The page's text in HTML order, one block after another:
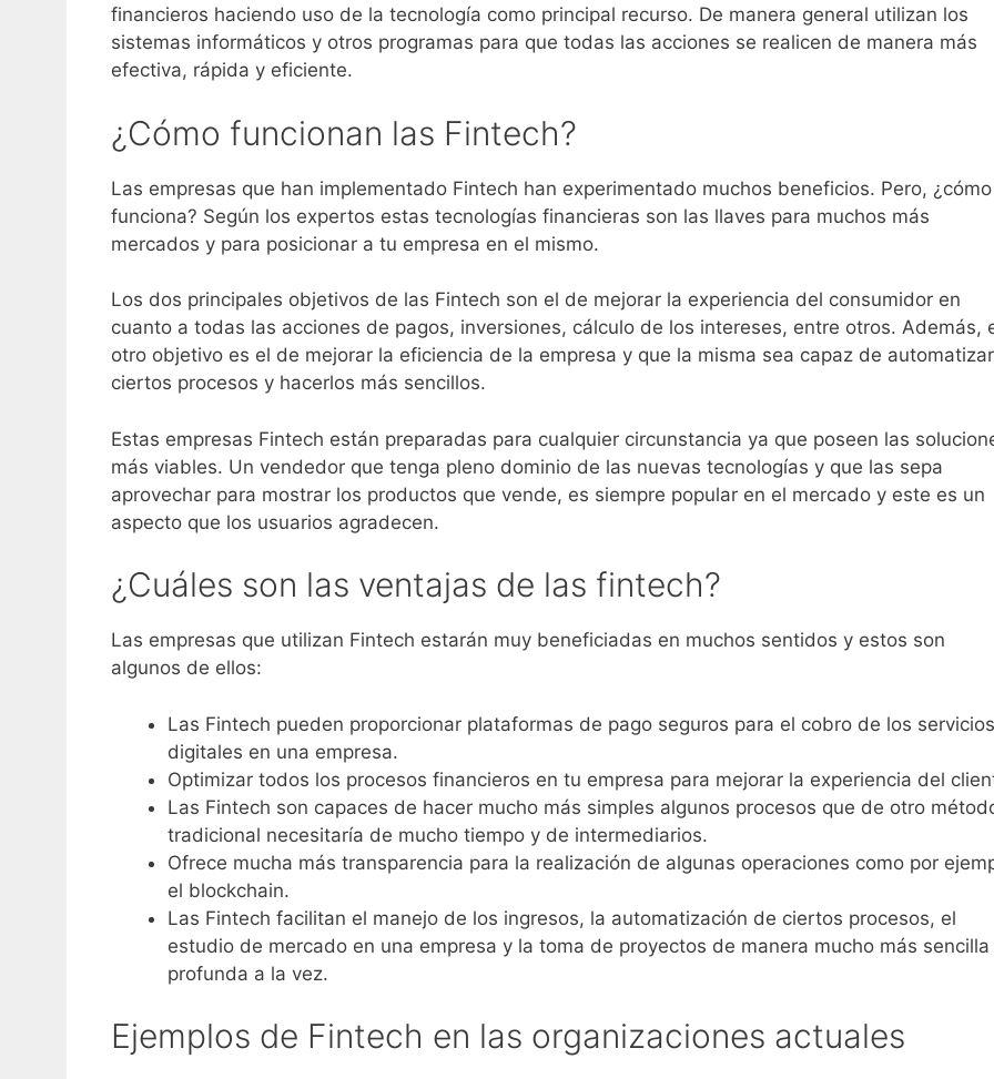
financieros haciendo uso de la tecnología como principal recurso. De manera general utilizan los
sistemas informáticos y otros programas para que todas las acciones se realicen de manera más
efectiva, rápida y eficiente.
¿Cómo funcionan las Fintech?
Las empresas que han implementado Fintech han experimentado muchos beneficios. Pero, ¿cómo
funciona? Según los expertos estas tecnologías financieras son las llaves para muchos más
mercados y para posicionar a tu empresa en el mismo.
Los dos principales objetivos de las Fintech son el de mejorar la experiencia del consumidor en
cuanto a todas las acciones de pagos, inversiones, cálculo de los intereses, entre otros. Además,
otro objetivo es el de mejorar la eficiencia de la empresa y que la misma sea capaz de automatizar
ciertos procesos y hacerlos más sencillos.
Estas empresas Fintech están preparadas para cualquier circunstancia ya que poseen las
más viables. Un vendedor que tenga pleno dominio de las nuevas tecnologías y que las sepa
aprovechar para mostrar los productos que vende, es siempre popular en el mercado y este es un
aspecto que los usuarios agradecen.
¿Cuáles son las ventajas de las fintech?
Las empresas que utilizan Fintech estarán muy beneficiadas en muchos sentidos y estos son
algunos de ellos:
Las Fintech pueden proporcionar plataformas de pago seguros para el cobro de los servicios
digitales en una empresa.
Optimizar todos los procesos financieros en tu empresa para mejorar la experiencia del
Las Fintech son capaces de hacer mucho más simples algunos procesos que de otro
tradicional necesitaría de mucho tiempo y de intermediarios.
Ofrece mucha más transparencia para la realización de algunas operaciones como por
el blockchain.
Las Fintech facilitan el manejo de los ingresos, la automatización de ciertos procesos, el
estudio de mercado en una empresa y la toma de proyectos de manera mucho más sencilla
profunda a la vez.
Ejemplos de Fintech en las organizaciones actuales